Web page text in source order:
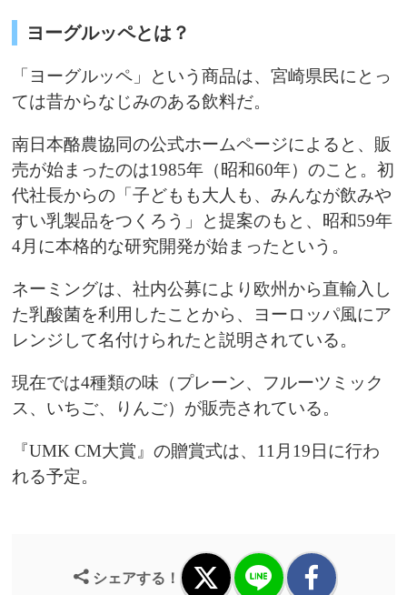
ヨーグルッペとは？
「ヨーグルッペ」という商品は、宮崎県民にとっ
ては昔からなじみのある飲料だ。
南日本酪農協同の公式ホームページによると、販
売が始まったのは1985年（昭和60年）のこと。初
代社長からの「子どもも大人も、みんなが飲みや
すい乳製品をつくろう」と提案のもと、昭和59年
4月に本格的な研究開発が始まったという。
ネーミングは、社内公募により欧州から直輸入し
た乳酸菌を利用したことから、ヨーロッパ風にア
レンジして名付けられたと説明されている。
現在では4種類の味（プレーン、フルーツミック
ス、いちご、りんご）が販売されている。
『UMK CM大賞』の贈賞式は、11月19日に行わ
れる予定。
シェアする！